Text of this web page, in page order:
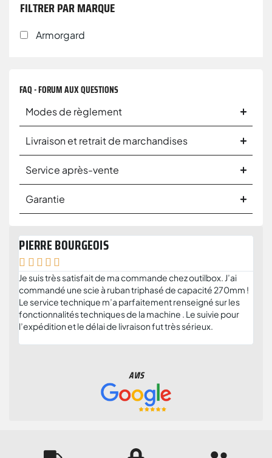
FILTRER PAR MARQUE
Armorgard
FAQ - FORUM AUX QUESTIONS
Modes de règlement
Livraison et retrait de marchandises
Service après-vente
Garantie
PIERRE BOURGEOIS
    
Je suis très satisfait de ma commande chez outilbox. J’ai
commandé une scie à ruban triphasé de capacité 270mm !
Le service technique m’a parfaitement renseigné sur les
fonctionnalités techniques de la machine . Le suivie pour
l’expédition et le délai de livraison fut très sérieux.
AVIS